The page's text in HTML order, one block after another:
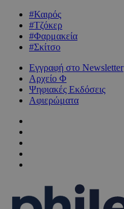
#Καιρός
#Τζόκερ
#Φαρμακεία
#Σκίτσο
Εγγραφή στο Newsletter
Αρχείο Φ
Ψηφιακές Εκδόσεις
Αφιερώματα